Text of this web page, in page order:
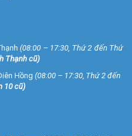
(08:00 – 17:30, Thứ 2 đến Thứ
Thạnh cũ)
Hồng (08:00 – 17:30, Thứ 2 đến
10 cũ)